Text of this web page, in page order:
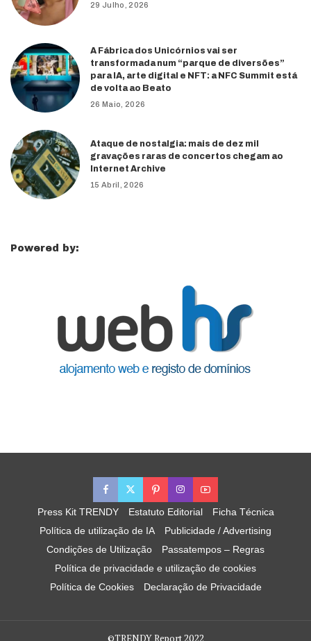
29 Julho, 2026
A Fábrica dos Unicórnios vai ser
transformada num “parque de diversões”
para IA, arte digital e NFT: a NFC Summit está
de volta ao Beato
26 Maio, 2026
Ataque de nostalgia: mais de dez mil
gravações raras de concertos chegam ao
Internet Archive
15 Abril, 2026
Powered by:
Press Kit TRENDY Estatuto Editorial
Ficha Técnica
Política de utilização de IA
Publicidade / Advertising
Condições de Utilização
Passatempos – Regras
Política de privacidade e utilização de cookies
Política de Cookies
Declaração de Privacidade
©TRENDY Report 2022